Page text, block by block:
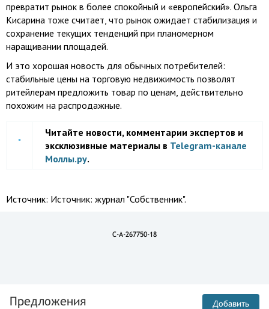
превратит рынок в более спокойный и «европейский». Ольга
Кисарина тоже считает, что рынок ожидает стабилизация и
сохранение текущих тенденций при планомерном
наращивании площадей.
И это хорошая новость для обычных потребителей:
стабильные цены на торговую недвижимость позволят
ритейлерам предложить товар по ценам, действительно
похожим на распродажные.
Читайте новости, комментарии экспертов и
эксклюзивные материалы в Telegram-канале
Моллы.ру.
Источник: Источник: журнал "Собственник".
C-A-267750-18
Предложения Добавить